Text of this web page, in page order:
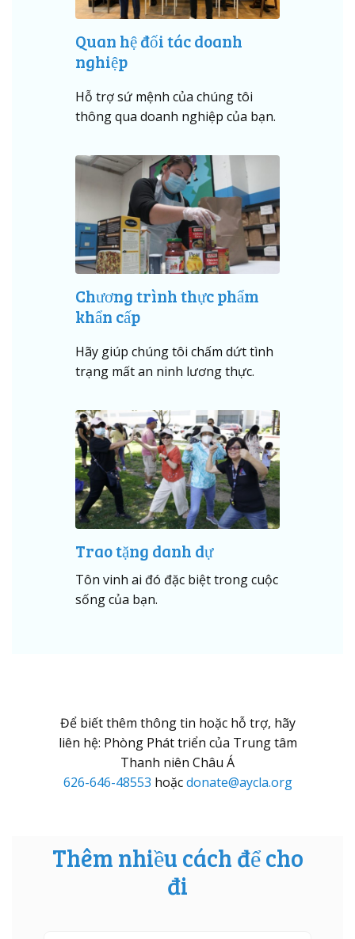
Quan hệ đối tác doanh
nghiệp
Hỗ trợ sứ mệnh của chúng tôi
thông qua doanh nghiệp của bạn.
Chương trình thực phẩm
khẩn cấp
Hãy giúp chúng tôi chấm dứt tình
trạng mất an ninh lương thực.
Trao tặng danh dự
Tôn vinh ai đó đặc biệt trong cuộc
sống của bạn.
Để biết thêm thông tin hoặc hỗ trợ, hãy
liên hệ: Phòng Phát triển của Trung tâm
Thanh niên Châu Á
626-646-48553 hoặc donate@aycla.org
Thêm nhiều cách để cho
đi